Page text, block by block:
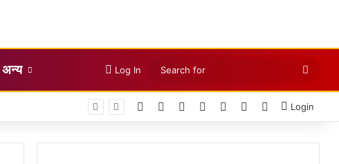
अन्य Log In
for
Facebook LinkedInYouTubeInstagramTelegramWhatsApp
Login